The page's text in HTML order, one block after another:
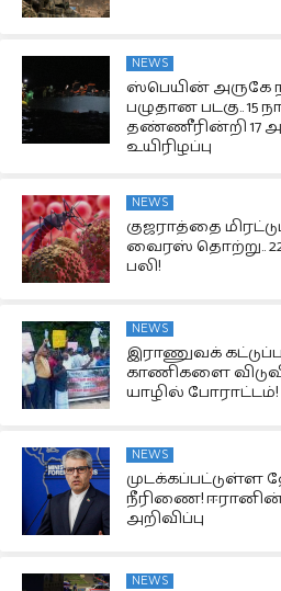
NEWS
ஸ்பெயின் அருகே
பழுதான படகு..
தண்ணீரின்றி 17
உயிரிழப்பு
NEWS
குஜராத்தை
வைரஸ் தொற்று..
பலி!
NEWS
இராணுவக்
காணிகளை
யாழில் போராட்டம்!
NEWS
நீரிணை! ஈரானின்
அறிவிப்பு
NEWS